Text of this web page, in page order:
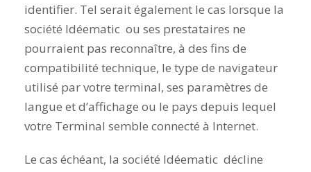
identifier. Tel serait également le cas lorsque la
société Idéematic ou ses prestataires ne
pourraient pas reconnaître, à des fins de
compatibilité technique, le type de navigateur
utilisé par votre terminal, ses paramètres de
langue et d’affichage ou le pays depuis lequel
votre Terminal semble connecté à Internet.
Le cas échéant, la société Idéematic décline